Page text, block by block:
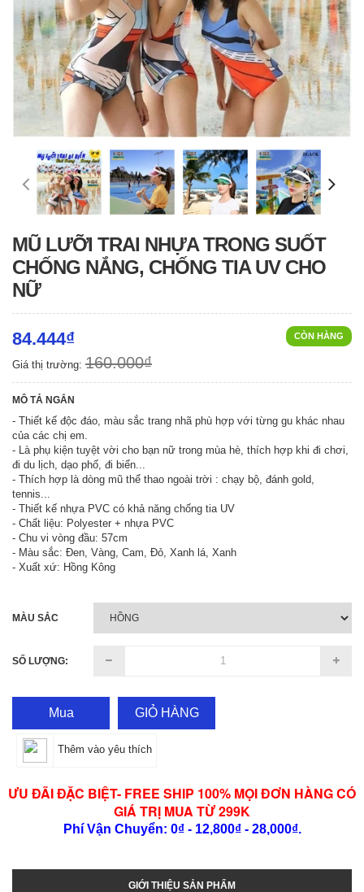
MŨ LƯỠI TRAI NHỰA TRONG SUỐT
CHỐNG NẮNG, CHỐNG TIA UV CHO
NỮ
CÒN HÀNG
84.444₫
Giá thị trường: 160.000₫
MÔ TẢ NGẮN
- Thiết kế độc đáo, màu sắc trang nhã phù hợp với từng gu khác nhau
của các chị em.
- Là phụ kiện tuyệt vời cho bạn nữ trong mùa hè, thích hợp khi đi chơi,
đi du lịch, dạo phố, đi biển...
- Thích hợp là dòng mũ thể thao ngoài trời : chạy bộ, đánh gold,
tennis...
- Thiết kế nhựa PVC có khả năng chống tia UV
- Chất liệu: Polyester + nhựa PVC
- Chu vi vòng đầu: 57cm
- Màu sắc: Đen, Vàng, Cam, Đỏ, Xanh lá, Xanh
- Xuất xứ: Hồng Kông
MÀU SẮC
SỐ LƯỢNG:
Mua GIỎ HÀNG
Thêm vào yêu thích
ƯU ĐÃI ĐẶC BIỆT- FREE SHIP 100% MỌI ĐƠN HÀNG CÓ
GIÁ TRỊ MUA TỪ 299K
Phí Vận Chuyển: 0₫ - 12,800₫ - 28,000₫.
GIỚI THIỆU SẢN PHẨM